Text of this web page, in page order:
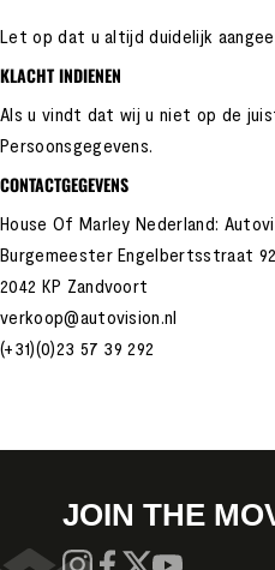
Let op dat u altijd duidelijk
KLACHT INDIENEN
Als u vindt dat wij u niet op de
Persoonsgegevens.
CONTACTGEGEVENS
House Of Marley Nederland:
Burgemeester Engelbertsstraat 92
2042 KP Zandvoort
verkoop@autovision.nl
(+31)(0)23 57 39 292
JOIN THE